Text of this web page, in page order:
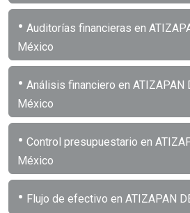
• Auditorías financieras en
México
• Análisis financiero en ATIZAPAN
México
• Control presupuestario en
México
• Flujo de efectivo en ATIZAPAN